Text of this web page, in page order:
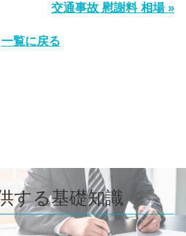
交通事故 慰謝料 相場 »
一覧に戻る
する基礎知識